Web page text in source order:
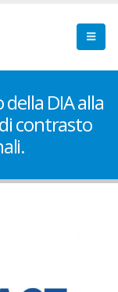
DIA alla
contrasto